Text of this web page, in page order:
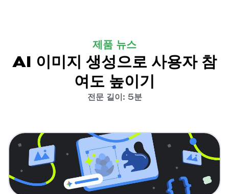
제품 뉴스
AI 이미지 생성으로 사용자 참
여도 높이기
전문 길이: 5분